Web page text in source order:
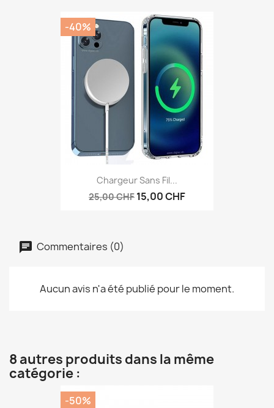
Chargeur Sans Fil...
25,00 CHF 15,00 CHF
-40%
Commentaires (0)
Aucun avis n'a été publié pour le moment.
8 autres produits dans la même
catégorie :
-50%